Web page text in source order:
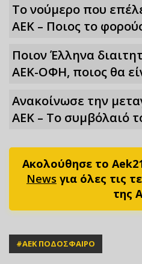
Το νούμερο που
ΑΕΚ – Ποιος το
Ποιον Έλληνα
ΑΕΚ-ΟΦΗ, ποιος θα
Ανακοίνωσε την
ΑΕΚ – Το συμβόλαιό
Ακολούθησε το
News για όλες τις
της
#ΑΕΚ ΠΟΔΟΣΦΑΙΡΟ